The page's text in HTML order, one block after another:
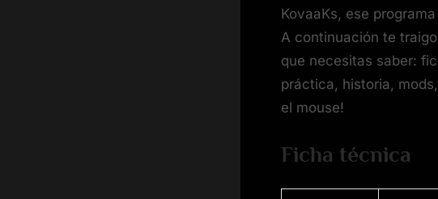
KovaaKs, ese
A continuación te
que necesitas saber:
práctica, historia,
el mouse!
Ficha técnica